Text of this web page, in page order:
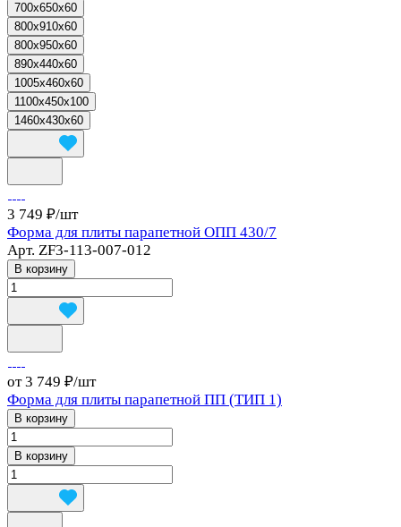
700x650x60
800x910x60
800x950x60
890x440x60
1005x460x60
1100x450x100
1460x430x60
3 749 ₽/шт
Форма для плиты парапетной ОПП 430/7
Арт. ZF3-113-007-012
В корзину
от 3 749 ₽/шт
Форма для плиты парапетной ПП (ТИП 1)
В корзину
В корзину